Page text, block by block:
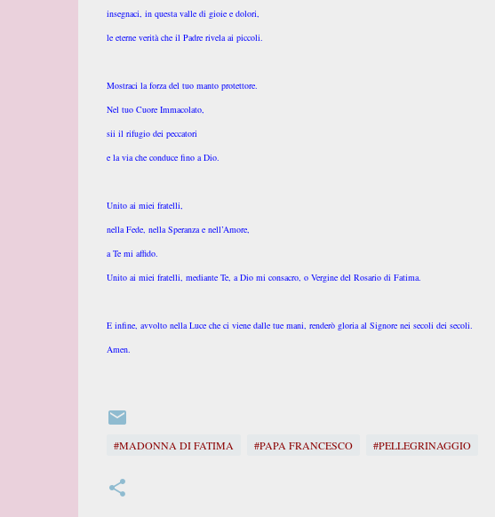
insegnaci, in questa valle di gioie e dolori,
le eterne verità che il Padre rivela ai piccoli.
Mostraci la forza del tuo manto protettore.
Nel tuo Cuore Immacolato,
sii il rifugio dei peccatori
e la via che conduce fino a Dio.
Unito ai miei fratelli,
nella Fede, nella Speranza e nell’Amore,
a Te mi affido.
Unito ai miei fratelli, mediante Te, a Dio mi consacro, o Vergine del Rosario di Fatima.
E infine, avvolto nella Luce che ci viene dalle tue mani, renderò gloria al Signore nei secoli dei secoli.
Amen.
#MADONNA DI FATIMA #PAPA FRANCESCO #PELLEGRINAGGIO